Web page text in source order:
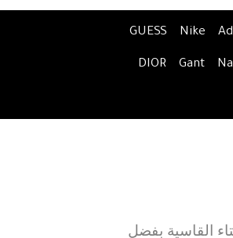
Nike
GUESS
Gant
DIOR
القاسية بفضل